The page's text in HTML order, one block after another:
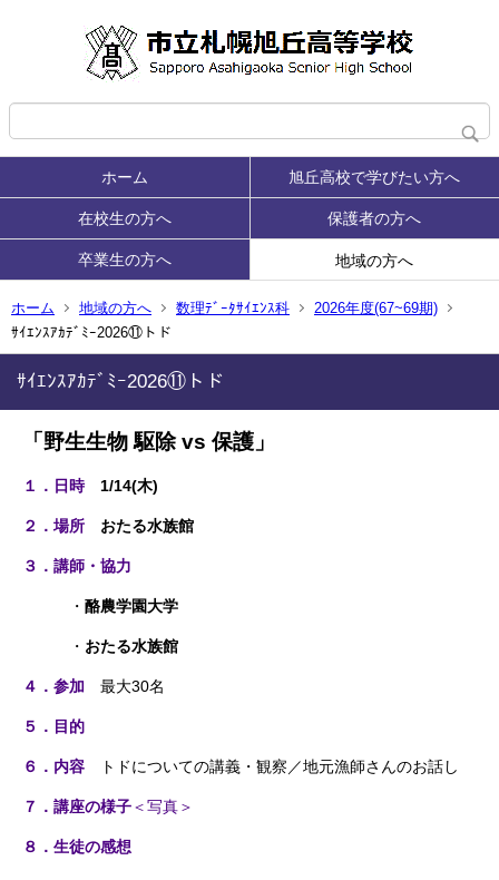
ホーム 旭丘高校で学びたい方へ
在校生の方へ 保護者の方へ
卒業生の方へ 地域の方へ
ホーム 地域の方へ 数理ﾃﾞｰﾀｻｲｴﾝｽ科
2026年度(67~69期)
ｻｲｴﾝｽｱｶﾃﾞﾐｰ2026⑪トド
ｻｲｴﾝｽｱｶﾃﾞﾐｰ2026⑪トド
「 野生生物 駆除 vs 保護 」
１．日時1/14(木)
２．場所 おたる水族館
３．講師・協力
・ 酪農学園大学
・ おたる水族館
４．参加 最大30名
５．目的
６．内容 トドについての講義・観察／地元漁師さんのお話し
７．講座の様子＜写真＞
８．生徒の感想